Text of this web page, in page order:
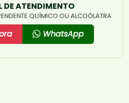
DE ATENDIMENTO
QUÍMICO OU ALCOÓLATRA
WhatsApp